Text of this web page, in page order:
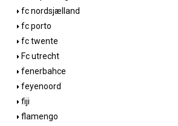
fc nordsjælland
fc porto
fc twente
Fc utrecht
fenerbahce
feyenoord
fiji
flamengo